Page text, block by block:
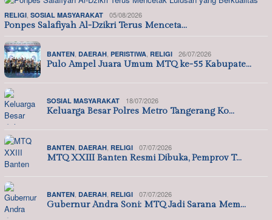
RELIGI, SOSIAL MASYARAKAT 05/08/2026
Ponpes Salafiyah Al-Dzikri Terus Menceta…
BANTEN, DAERAH, PERISTIWA, RELIGI 26/07/2026
Pulo Ampel Juara Umum MTQ ke-55 Kabupate…
SOSIAL MASYARAKAT 18/07/2026
Keluarga Besar Polres Metro Tangerang Ko…
BANTEN, DAERAH, RELIGI 07/07/2026
MTQ XXIII Banten Resmi Dibuka, Pemprov T…
BANTEN, DAERAH, RELIGI 07/07/2026
Gubernur Andra Soni: MTQ Jadi Sarana Mem…